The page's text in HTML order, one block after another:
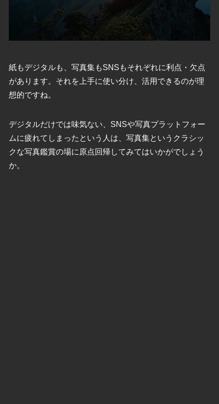
紙もデジタルも、写真集もSNSもそれぞれに利点・欠点
があります。それを上手に使い分け、活用できるのが理
想的ですね。
デジタルだけでは味気ない、SNSや写真プラットフォー
ムに疲れてしまったという人は、写真集というクラシッ
クな写真鑑賞の場に原点回帰してみてはいかがでしょう
か。